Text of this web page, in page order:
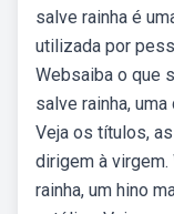
salve rainha é
utilizada por
Websaiba o que
salve rainha,
Veja os títulos,
dirigem à virgem.
rainha, um hino